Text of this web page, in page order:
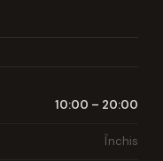
10:00 – 20:00
Închis